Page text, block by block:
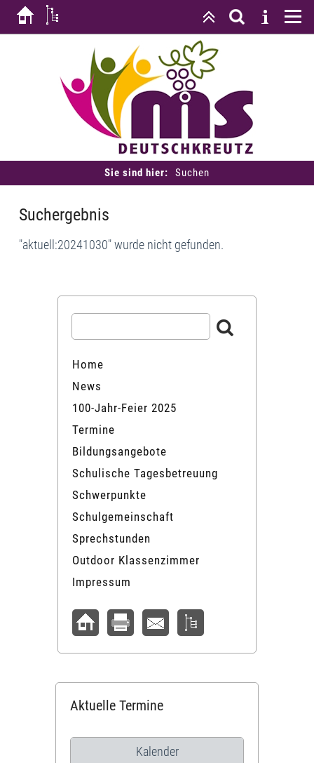
Sie sind hier: Suchen
Suchergebnis
"aktuell:20241030" wurde nicht gefunden.
Home
News
100-Jahr-Feier 2025
Termine
Bildungsangebote
Schulische Tagesbetreuung
Schwerpunkte
Schulgemeinschaft
Sprechstunden
Outdoor Klassenzimmer
Impressum
Aktuelle Termine
Kalender